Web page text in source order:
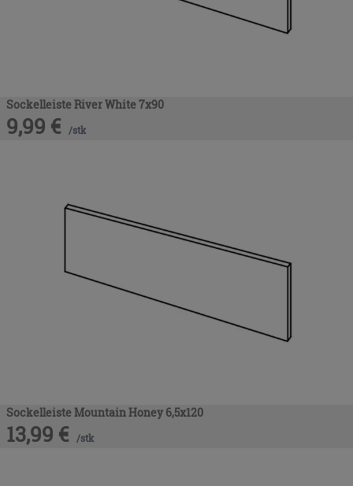
Sockelleiste River White 7x90
9,99 € /stk
Sockelleiste Mountain Honey 6,5x120
13,99 € /stk